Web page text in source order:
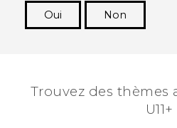
Oui
Non
Trouvez des thèmes
U11+